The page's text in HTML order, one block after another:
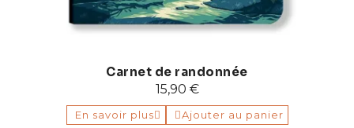
Carnet de randonnée
15,90 €
En savoir plus Ajouter au panier